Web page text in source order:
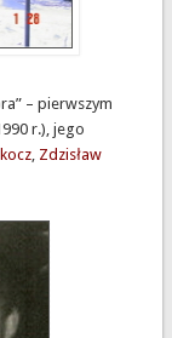
– pierwszym
r.), jego
, Zdzisław